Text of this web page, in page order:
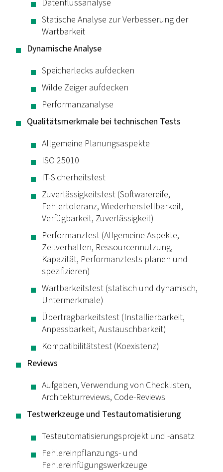
Datenflussanalyse
Statische Analyse zur Verbesserung der
Wartbarkeit
Dynamische Analyse
Speicherlecks aufdecken
Wilde Zeiger aufdecken
Performanzanalyse
Qualitätsmerkmale bei technischen Tests
Allgemeine Planungsaspekte
ISO 25010
IT-Sicherheitstest
Zuverlässigkeitstest (Softwarereife,
Fehlertoleranz, Wiederherstellbarkeit,
Verfügbarkeit, Zuverlässigkeit)
Performanztest (Allgemeine Aspekte,
Zeitverhalten, Ressourcennutzung,
Kapazität, Performanztests planen und
spezifizieren)
Wartbarkeitstest (statisch und dynamisch,
Untermerkmale)
Übertragbarkeitstest (Installierbarkeit,
Anpassbarkeit, Austauschbarkeit)
Kompatibilitätstest (Koexistenz)
Reviews
Aufgaben, Verwendung von Checklisten,
Architekturreviews, Code-Reviews
Testwerkzeuge und Testautomatisierung
Testautomatisierungsprojekt und -ansatz
Fehlereinpflanzungs- und
Fehlereinfügungswerkzeuge